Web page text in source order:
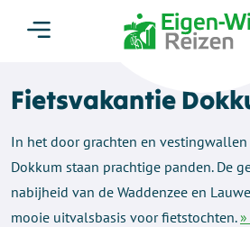
Fietsvakantie
In het door grachten en
Dokkum staan prachtige panden. De
nabijheid van de Waddenzee en
mooie uitvalsbasis voor fietstochten.